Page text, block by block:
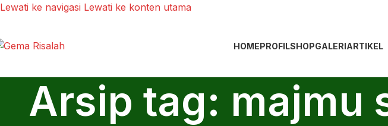
Lewati ke navigasi Lewati ke konten utama
HOMEPROFILSHOPGALERIARTIKEL
Arsip tag: majmu